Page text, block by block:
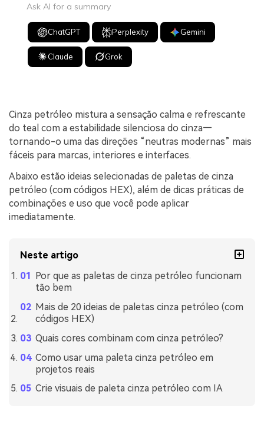
Ask AI for a summary
ChatGPT Perplexity Gemini
Claude Grok
Cinza petróleo mistura a sensação calma e refrescante
do teal com a estabilidade silenciosa do cinza—
tornando-o uma das direções “neutras modernas” mais
fáceis para marcas, interiores e interfaces.
Abaixo estão ideias selecionadas de paletas de cinza
petróleo (com códigos HEX), além de dicas práticas de
combinações e uso que você pode aplicar
imediatamente.
Neste artigo
Por que as paletas de cinza petróleo funcionam
tão bem
Mais de 20 ideias de paletas cinza petróleo (com
códigos HEX)
Quais cores combinam com cinza petróleo?
Como usar uma paleta cinza petróleo em
projetos reais
Crie visuais de paleta cinza petróleo com IA